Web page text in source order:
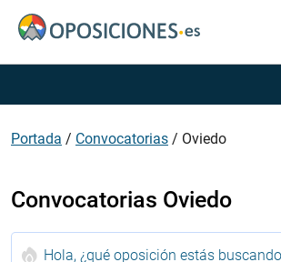
Portada / Convocatorias / Oviedo
Convocatorias Oviedo